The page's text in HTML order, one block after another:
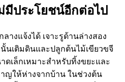
ประโยชน์อีกต่อไป
างแจ้งได้ เจาะรูด้านล่างสอง
นเติมดินและปลูกต้นไม้เขียวขจี
เล็กเหมาะสำหรับทิ้งขยะและ
ญให้ห่างจากบ้าน ในช่วงต้น